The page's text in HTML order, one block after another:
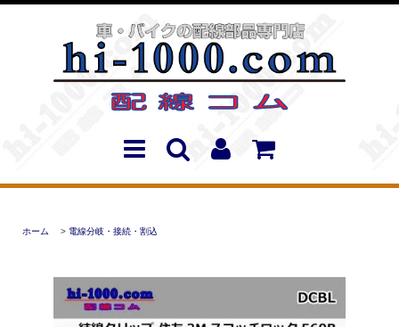
ホーム > 電線分岐・接続・割込